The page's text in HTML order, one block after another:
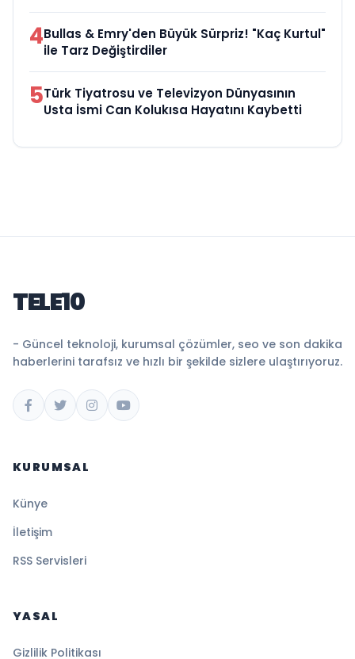
4Bullas & Emry'den Büyük Sürpriz! "Kaç Kurtul"
ile Tarz Değiştirdiler
5Türk Tiyatrosu ve Televizyon Dünyasının
Usta İsmi Can Kolukısa Hayatını Kaybetti
TELE10
- Güncel teknoloji, kurumsal çözümler, seo ve son dakika
haberlerini tarafsız ve hızlı bir şekilde sizlere ulaştırıyoruz.
KURUMSAL
Künye
İletişim
RSS Servisleri
YASAL
Gizlilik Politikası